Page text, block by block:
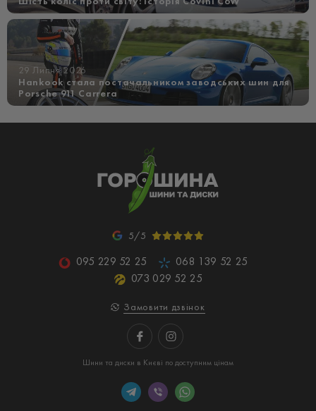
29 Липня 2026
Hankook стала постачальником заводських шин для
Porsche 911 Carrera
5/5
095 229 52 25
068 139 52 25
073 029 52 25
Замовити дзвінок
Шини та диски в Києві по доступним цінам